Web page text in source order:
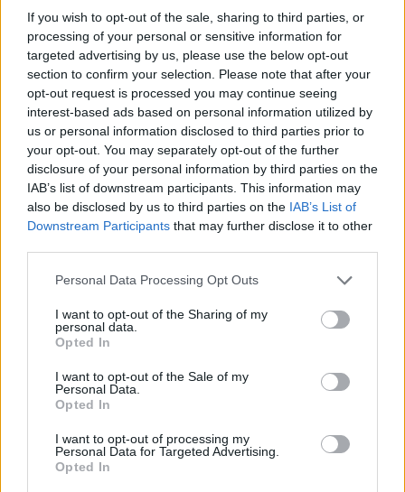
If you wish to opt-out of the sale, sharing to third parties, or
processing of your personal or sensitive information for
targeted advertising by us, please use the below opt-out
section to confirm your selection. Please note that after your
opt-out request is processed you may continue seeing
interest-based ads based on personal information utilized by
us or personal information disclosed to third parties prior to
your opt-out. You may separately opt-out of the further
disclosure of your personal information by third parties on the
IAB’s list of downstream participants. This information may
also be disclosed by us to third parties on the IAB’s List of
Downstream Participants that may further disclose it to other
Please note that this website/app uses one or more Google
not limited to your visit or usage behaviour. You may click to
grant or deny consent to Google and its third-party tags to
use your data for below specified purposes in below Google
consent section.
Personal Data Processing Opt Outs
I want to opt-out of the Sharing of my
personal data.
Opted In
I want to opt-out of the Sale of my
Personal Data.
Opted In
I want to opt-out of processing my
Personal Data for Targeted Advertising.
Opted In